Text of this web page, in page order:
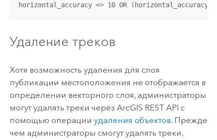
horizontal_accuracy <= 10 OR (horizontal_accuracy
Удаление треков
Хотя возможность удаления для слоя
публикации местоположения не отображается в
определении векторного слоя, администраторы
могут удалять треки через ArcGIS REST API с
помощью операции удаления объектов. Прежде
чем администраторы смогут удалять треки,